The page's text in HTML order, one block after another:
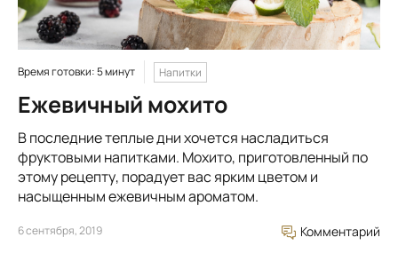
Время готовки: 5 минут Напитки
Ежевичный мохито
В последние теплые дни хочется насладиться
фруктовыми напитками. Мохито, приготовленный по
этому рецепту, порадует вас ярким цветом и
насыщенным ежевичным ароматом.
6 сентября, 2019 Комментарий